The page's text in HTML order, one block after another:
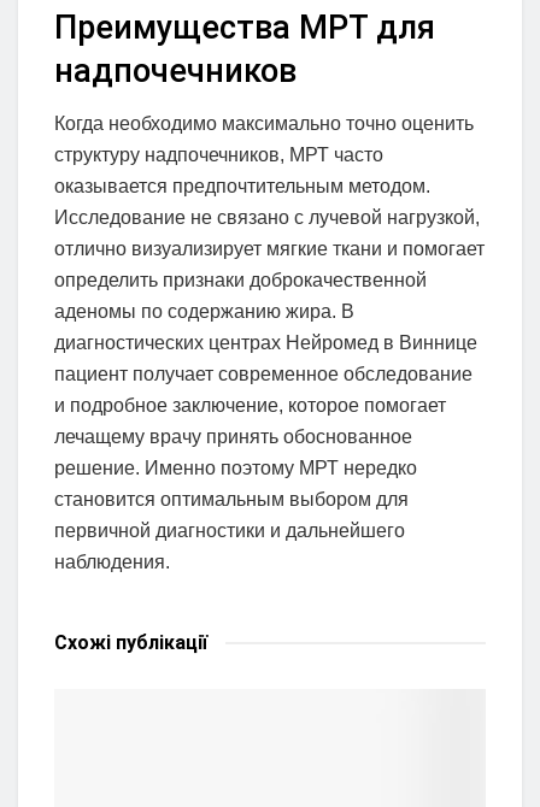
Преимущества МРТ для
надпочечников
Когда необходимо максимально точно оценить
структуру надпочечников, МРТ часто
оказывается предпочтительным методом.
Исследование не связано с лучевой нагрузкой,
отлично визуализирует мягкие ткани и помогает
определить признаки доброкачественной
аденомы по содержанию жира. В
диагностических центрах Нейромед в Виннице
пациент получает современное обследование
и подробное заключение, которое помогает
лечащему врачу принять обоснованное
решение. Именно поэтому МРТ нередко
становится оптимальным выбором для
первичной диагностики и дальнейшего
наблюдения.
Схожі публікації